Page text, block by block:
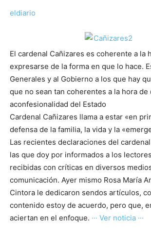
eldiario
El cardenal Cañizares es coherente a la
expresarse de la forma en que lo hace.
Generales y al Gobierno a los que hay
que no sean tan coherentes a la hora
aconfesionalidad del Estado
Cardenal Cañizares llama a estar «en
defensa de la familia, la vida y la
Las recientes declaraciones del
las que doy por informados a los
recibidas con críticas en diversos
comunicación. Ayer mismo Rosa María
Cintora le dedicaron sendos artículos,
contenido estoy de acuerdo, pero que,
aciertan en el enfoque. ··· Ver noticia ···